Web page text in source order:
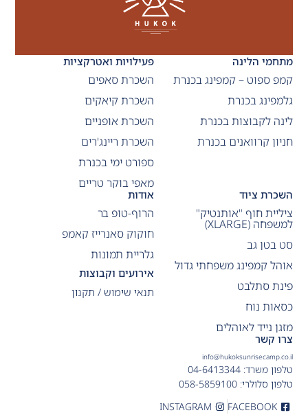
מתחמי הלינה
קמפ ספוט – קמפינג בכנרת
גלמפינג בכנרת
לינה לקבוצות בכנרת
חניון קרוואנים בכנרת
פעילויות ואטרקציות
השכרת סאפים
השכרת קיאקים
השכרת אופניים
השכרת ריינג'רים
ספורט ימי בכנרת
מאפי בוקר טריים
השכרת ציוד
ציליית חוף "אותנטיק"
למשפחה (XLARGE)
סט בטן גב
אוהל קמפינג משפחתי גדול
פינת סתלבט
כסאות נוח
מזגן נייד לאוהלים
אודות
הרוף-טופ בר
חוקוק סאנרייז קאמפ
גלריית תמונות
אירועים וקבוצות
תנאי שימוש / תקנון
צרו קשר
info@hukoksunrisecamp.co.il
טלפון משרד: 04-6413344
טלפון סלולרי: 058-5859100
FACEBOOK
INSTAGRAM